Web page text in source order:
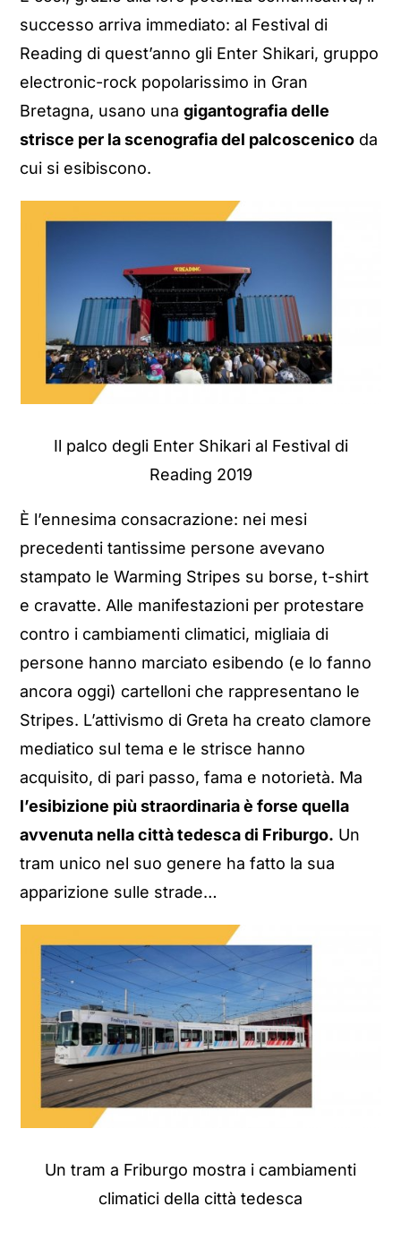
successo arriva immediato: al Festival di
Reading di quest’anno gli Enter Shikari, gruppo
electronic-rock popolarissimo in Gran
Bretagna, usano unagigantografia delle
strisce per la scenografia del palcoscenico da
cui si esibiscono.
Il palco degli Enter Shikari al Festival di
Reading 2019
È l’ennesima consacrazione: nei mesi
precedenti tantissime persone avevano
stampato le Warming Stripes su borse, t-shirt
e cravatte. Alle manifestazioni per protestare
contro i cambiamenti climatici, migliaia di
persone hanno marciato esibendo (e lo fanno
ancora oggi) cartelloni che rappresentano le
Stripes. L’attivismo di Greta ha creato clamore
mediatico sul tema e le strisce hanno
acquisito, di pari passo, fama e notorietà. Ma
l’esibizione più straordinaria è forse quella
avvenuta nella città tedesca di Friburgo. Un
tram unico nel suo genere ha fatto la sua
apparizione sulle strade…
Un tram a Friburgo mostra i cambiamenti
climatici della città tedesca